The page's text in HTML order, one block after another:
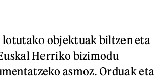
objektuak biltzen eta
Herriko bizimodu
asmoz. Orduak eta